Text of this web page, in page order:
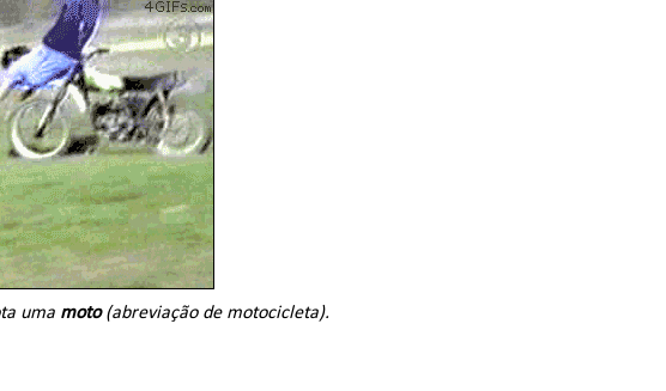
uma moto(abreviação de motocicleta).